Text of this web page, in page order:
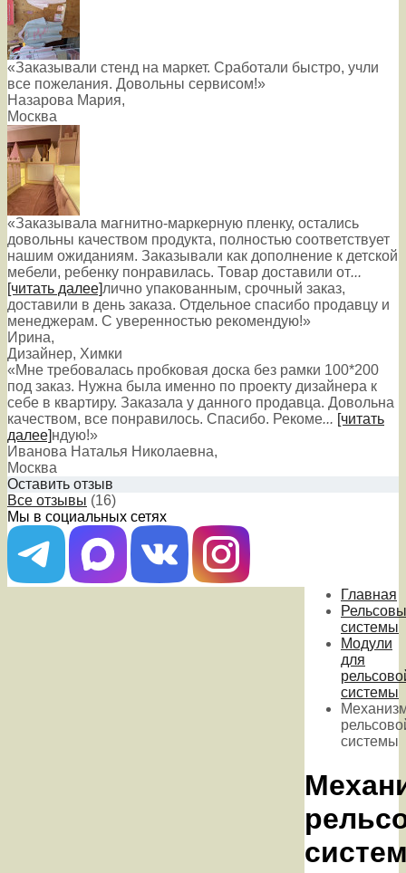
«Заказывали стенд на маркет. Сработали быстро, учли
все пожелания. Довольны сервисом!»
Назарова Мария,
Москва
«Заказывала магнитно-маркерную пленку, остались
довольны качеством продукта, полностью соответствует
нашим ожиданиям. Заказывали как дополнение к детской
мебели, ребенку понравилась. Товар доставили от...
[читать далее]лично упакованным, срочный заказ,
доставили в день заказа. Отдельное спасибо продавцу и
менеджерам. С уверенностью рекомендую!»
Ирина,
Дизайнер, Химки
«Мне требовалась пробковая доска без рамки 100*200
под заказ. Нужна была именно по проекту дизайнера к
себе в квартиру. Заказала у данного продавца. Довольна
качеством, все понравилось. Спасибо. Рекоме... [читать
далее]ндую!»
Иванова Наталья Николаевна,
Москва
Оставить отзыв
Все отзывы (16)
Мы в социальных сетях
Главная
системы
Модули
для
системы
системы